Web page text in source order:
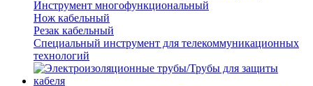
Инструмент многофункциональный
Нож кабельный
Резак кабельный
Специальный инструмент для телекоммуникационных
технологий